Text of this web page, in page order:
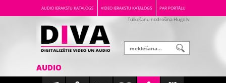
AUDIO IERAKSTU KATALOGS VIDEO IERAKSTU KATALOGS PAR PORTĀLU
Tulkošanu nodrošina Hugo.lv
AUDIO